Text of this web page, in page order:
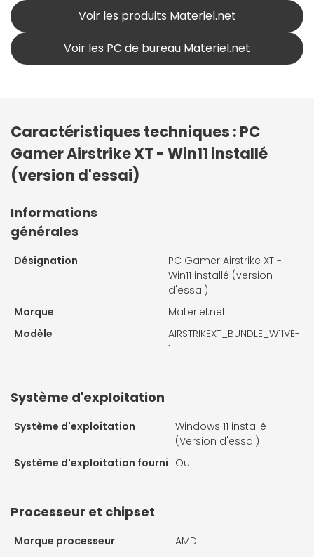
Voir les produits Materiel.net
Voir les PC de bureau Materiel.net
Caractéristiques techniques : PC
Gamer Airstrike XT - Win11 installé
(version d'essai)
Informations
générales
Désignation
PC Gamer Airstrike XT -
Win11 installé (version
d'essai)
Marque
Materiel.net
Modèle
AIRSTRIKEXT_BUNDLE_W11VE-
1
Système d'exploitation
Système d'exploitation
Windows 11 installé
(Version d'essai)
Système d'exploitation fourni Oui
Processeur et chipset
Marque processeur
AMD